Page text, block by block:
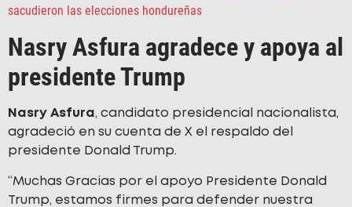
sacudieron las elecciones hondureñas
Nasry Asfura agradece y apoya al
presidente Trump
Nasry Asfura, candidato presidencial nacionalista,
agradeció en su cuenta de X el respaldo del
presidente Donald Trump.
“Muchas Gracias por el apoyo Presidente Donald
Trump, estamos firmes para defender nuestra